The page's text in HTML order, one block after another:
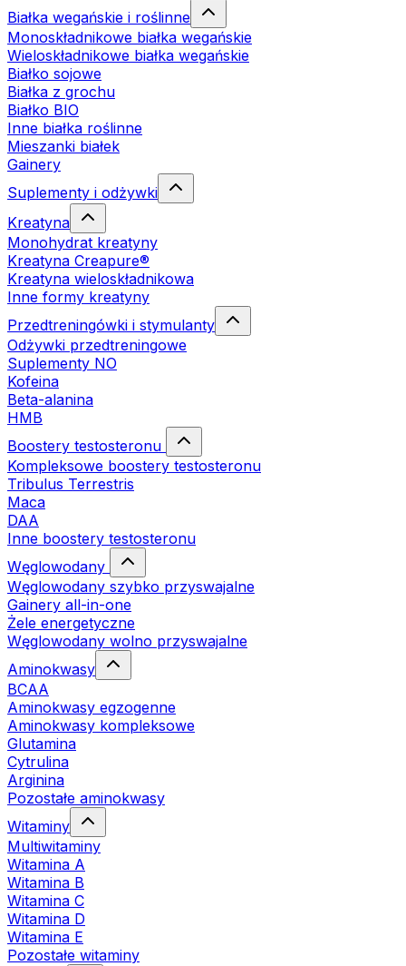
Białka wegańskie i roślinne
Monoskładnikowe białka wegańskie
Wieloskładnikowe białka wegańskie
Białko sojowe
Białka z grochu
Białko BIO
Inne białka roślinne
Mieszanki białek
Gainery
Suplementy i odżywki
Kreatyna
Monohydrat kreatyny
Kreatyna Creapure®
Kreatyna wieloskładnikowa
Inne formy kreatyny
Przedtreningówki i stymulanty
Odżywki przedtreningowe
Suplementy NO
Kofeina
Beta-alanina
HMB
Boostery testosteronu
Kompleksowe boostery testosteronu
Tribulus Terrestris
Maca
DAA
Inne boostery testosteronu
Węglowodany
Węglowodany szybko przyswajalne
Gainery all-in-one
Żele energetyczne
Węglowodany wolno przyswajalne
Aminokwasy
BCAA
Aminokwasy egzogenne
Aminokwasy kompleksowe
Glutamina
Cytrulina
Arginina
Pozostałe aminokwasy
Witaminy
Multiwitaminy
Witamina A
Witamina B
Witamina C
Witamina D
Witamina E
Pozostałe witaminy